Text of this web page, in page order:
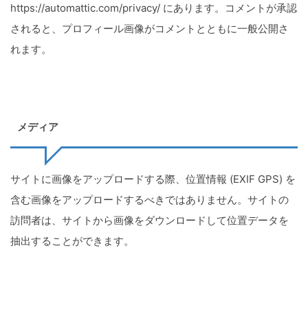
https://automattic.com/privacy/ にあります。コメントが承認
されると、プロフィール画像がコメントとともに一般公開さ
れます。
メディア
サイトに画像をアップロードする際、位置情報 (EXIF GPS) を
含む画像をアップロードするべきではありません。サイトの
訪問者は、サイトから画像をダウンロードして位置データを
抽出することができます。